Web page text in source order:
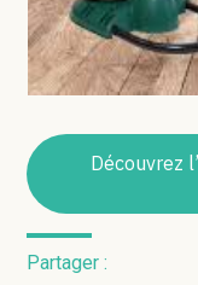
Découvrez
Partager :